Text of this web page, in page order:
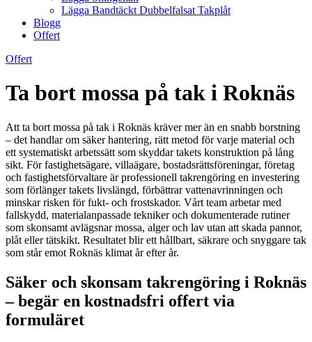
Lägga Bandtäckt Dubbelfalsat Takplåt
Blogg
Offert
Offert
Ta bort mossa på tak i Roknäs
Att ta bort mossa på tak i Roknäs kräver mer än en snabb borstning
– det handlar om säker hantering, rätt metod för varje material och
ett systematiskt arbetssätt som skyddar takets konstruktion på lång
sikt. För fastighetsägare, villaägare, bostadsrättsföreningar, företag
och fastighetsförvaltare är professionell takrengöring en investering
som förlänger takets livslängd, förbättrar vattenavrinningen och
minskar risken för fukt- och frostskador. Vårt team arbetar med
fallskydd, materialanpassade tekniker och dokumenterade rutiner
som skonsamt avlägsnar mossa, alger och lav utan att skada pannor,
plåt eller tätskikt. Resultatet blir ett hållbart, säkrare och snyggare tak
som står emot Roknäs klimat år efter år.
Säker och skonsam takrengöring i Roknäs
– begär en kostnadsfri offert via
formuläret